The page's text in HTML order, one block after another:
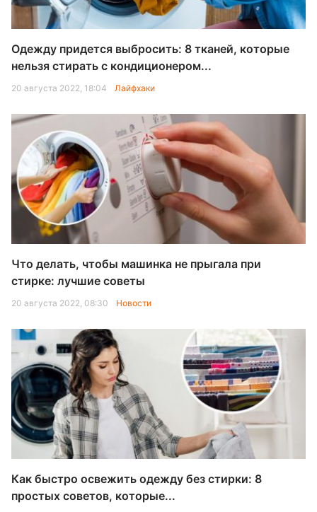
Одежду придется выбросить: 8 тканей, которые
нельзя стирать с кондиционером...
20 августа 2022, 18:04 Лайфхаки
Что делать, чтобы машинка не прыгала при
стирке: лучшие советы
20 августа 2022, 08:30 Новости
Как быстро освежить одежду без стирки: 8
простых советов, которые...